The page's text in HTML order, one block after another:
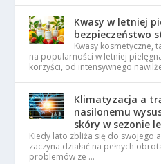
Kwasy w letniej
bezpieczeństwo
Kwasy kosmetyczne,
na popularności w letniej
korzyści, od intensywnego
Klimatyzacja a
nasilonemu
skóry w sezonie
Kiedy lato zbliża się do swojego
zaczyna działać na pełnych
problemów ze …